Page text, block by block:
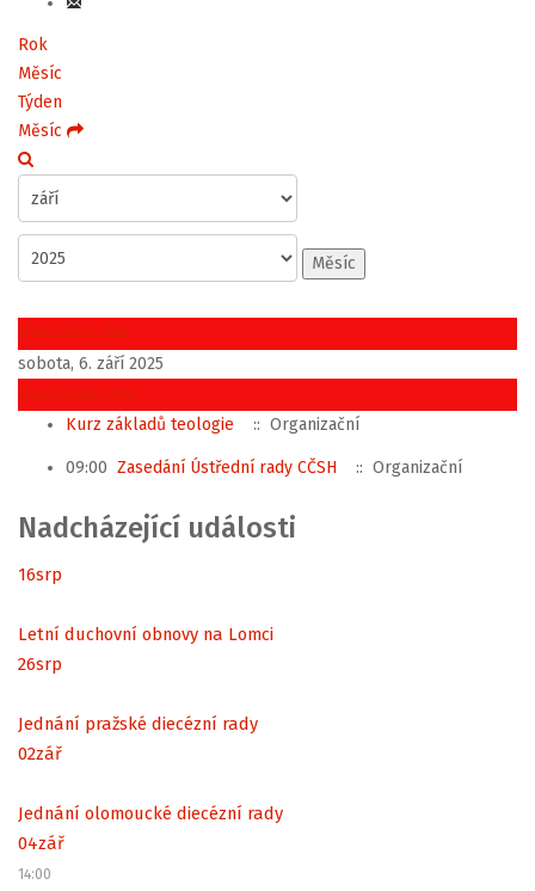
Rok
Měsíc
Týden
Měsíc
Měsíc
Předchozí den
sobota, 6. září 2025
Následující den
Kurz základů teologie
:: Organizační
09:00 Zasedání Ústřední rady CČSH :: Organizační
Nadcházející události
16srp
Letní duchovní obnovy na Lomci
26srp
Jednání pražské diecézní rady
02zář
Jednání olomoucké diecézní rady
04zář
14:00